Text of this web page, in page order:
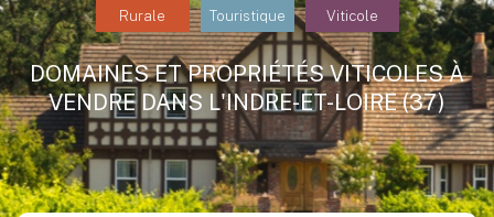
Rurale Touristique Viticole
DOMAINES ET PROPRIÉTÉS VITICOLES À
VENDRE DANS L'INDRE-ET-LOIRE (37)